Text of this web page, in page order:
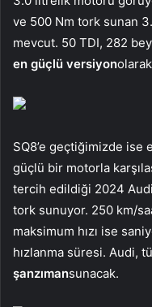
ve 500 Nm tork sunan
mevcut. 50 TDI, 282
en güçlü versiyon
SQ8’e geçtiğimizde ise
güçlü bir motorla
tercih edildiği 2024
tork sunuyor. 250 km/
maksimum hızı ise
hızlanma süresi. Audi,
şanzımansunacak.